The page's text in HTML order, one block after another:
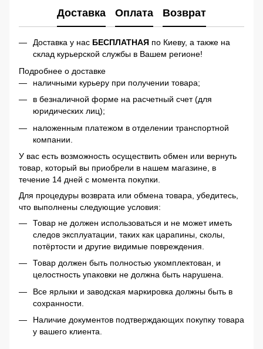
Доставка Оплата Возврат
Доставка у нас БЕСПЛАТНАЯ по Киеву, а также на
склад курьерской службы в Вашем регионе!
Подробнее о доставке
наличными курьеру при получении товара;
в безналичной форме на расчетный счет (для
юридических лиц);
наложенным платежом в отделении транспортной
компании.
У вас есть возможность осуществить обмен или вернуть
товар, который вы приобрели в нашем магазине, в
течение 14 дней с момента покупки.
Для процедуры возврата или обмена товара, убедитесь,
что выполнены следующие условия:
Товар не должен использоваться и не может иметь
следов эксплуатации, таких как царапины, сколы,
потёртости и другие видимые повреждения.
Товар должен быть полностью укомплектован, и
целостность упаковки не должна быть нарушена.
Все ярлыки и заводская маркировка должны быть в
сохранности.
Наличие документов подтверждающих покупку товара
у вашего клиента.